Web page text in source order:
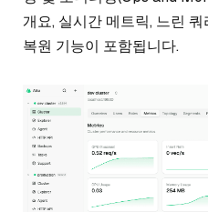
개요, 실시간 메트릭, 느린
복원 기능이 포함됩니다.